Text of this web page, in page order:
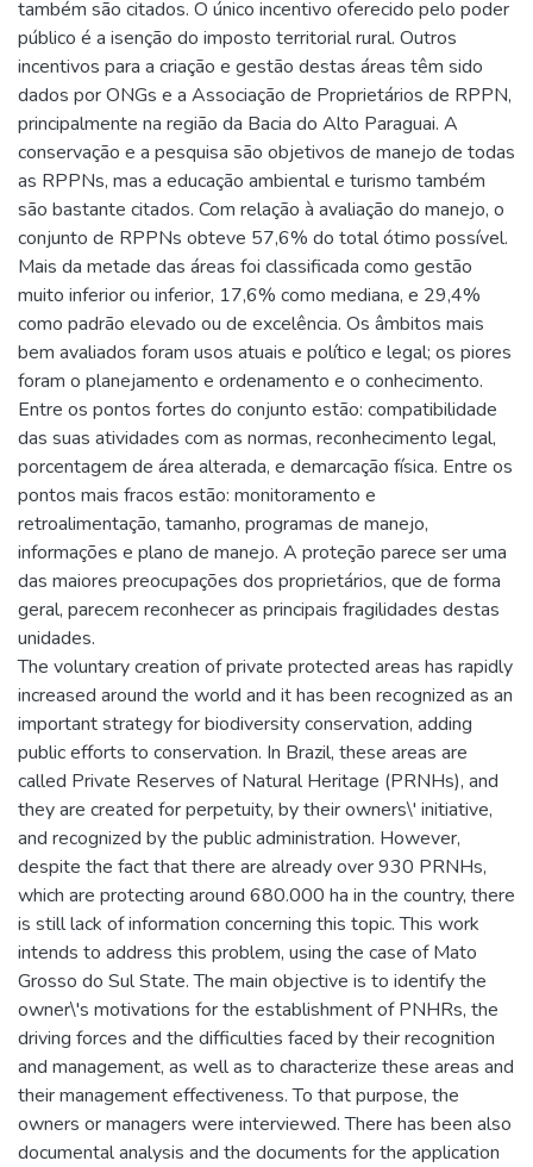
também são citados. O único incentivo oferecido pelo poder
público é a isenção do imposto territorial rural. Outros
incentivos para a criação e gestão destas áreas têm sido
dados por ONGs e a Associação de Proprietários de RPPN,
principalmente na região da Bacia do Alto Paraguai. A
conservação e a pesquisa são objetivos de manejo de todas
as RPPNs, mas a educação ambiental e turismo também
são bastante citados. Com relação à avaliação do manejo, o
conjunto de RPPNs obteve 57,6% do total ótimo possível.
Mais da metade das áreas foi classificada como gestão
muito inferior ou inferior, 17,6% como mediana, e 29,4%
como padrão elevado ou de excelência. Os âmbitos mais
bem avaliados foram usos atuais e político e legal; os piores
foram o planejamento e ordenamento e o conhecimento.
Entre os pontos fortes do conjunto estão: compatibilidade
das suas atividades com as normas, reconhecimento legal,
porcentagem de área alterada, e demarcação física. Entre os
pontos mais fracos estão: monitoramento e
retroalimentação, tamanho, programas de manejo,
informações e plano de manejo. A proteção parece ser uma
das maiores preocupações dos proprietários, que de forma
geral, parecem reconhecer as principais fragilidades destas
unidades.
The voluntary creation of private protected areas has rapidly
increased around the world and it has been recognized as an
important strategy for biodiversity conservation, adding
public efforts to conservation. In Brazil, these areas are
called Private Reserves of Natural Heritage (PRNHs), and
they are created for perpetuity, by their owners\' initiative,
and recognized by the public administration. However,
despite the fact that there are already over 930 PRNHs,
which are protecting around 680.000 ha in the country, there
is still lack of information concerning this topic. This work
intends to address this problem, using the case of Mato
Grosso do Sul State. The main objective is to identify the
owner\'s motivations for the establishment of PNHRs, the
driving forces and the difficulties faced by their recognition
and management, as well as to characterize these areas and
their management effectiveness. To that purpose, the
owners or managers were interviewed. There has been also
documental analysis and the documents for the application